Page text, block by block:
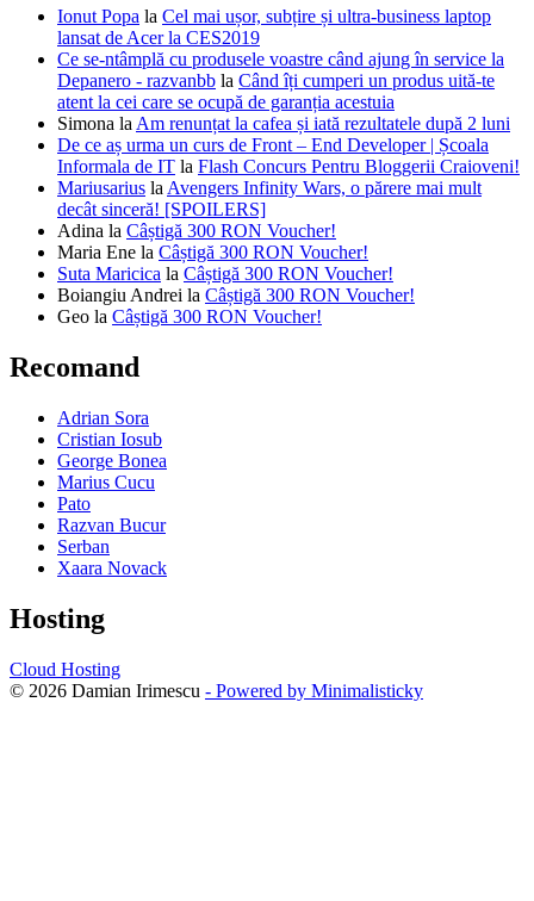
Ionut Popa la Cel mai ușor, subțire și ultra-business laptop
lansat de Acer la CES2019
Ce se-ntâmplă cu produsele voastre când ajung în service la
Depanero - razvanbb la Când îți cumperi un produs uită-te
atent la cei care se ocupă de garanția acestuia
Simona la Am renunțat la cafea și iată rezultatele după 2 luni
De ce aș urma un curs de Front – End Developer | Școala
Informala de IT la Flash Concurs Pentru Bloggerii Craioveni!
Mariusarius la Avengers Infinity Wars, o părere mai mult
decât sinceră! [SPOILERS]
Adina la Câștigă 300 RON Voucher!
Maria Ene la Câștigă 300 RON Voucher!
Suta Maricica la Câștigă 300 RON Voucher!
Boiangiu Andrei la Câștigă 300 RON Voucher!
Geo la Câștigă 300 RON Voucher!
Recomand
Adrian Sora
Cristian Iosub
George Bonea
Marius Cucu
Pato
Razvan Bucur
Serban
Xaara Novack
Hosting
Cloud Hosting
© 2026 Damian Irimescu - Powered by Minimalisticky